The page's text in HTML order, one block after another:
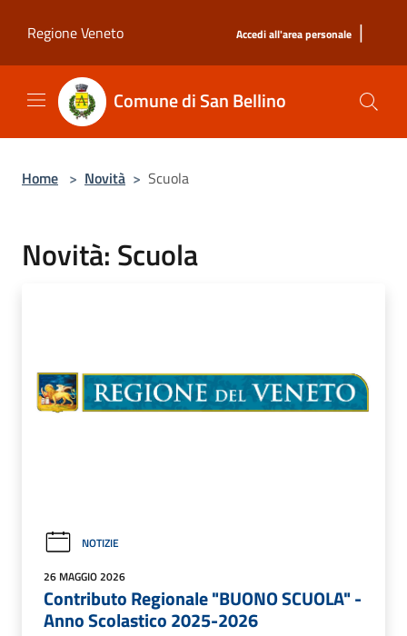
Regione Veneto
Accedi all'area personale |
Comune di San Bellino
Home > Novità > Scuola
Novità: Scuola
NOTIZIE
26 MAGGIO 2026
Contributo Regionale "BUONO SCUOLA" -
Anno Scolastico 2025-2026